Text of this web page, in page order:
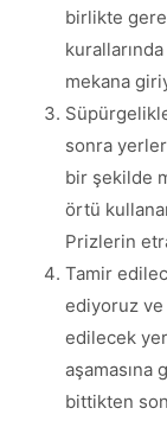
birlikte
mekana
sonra
bir şekilde
örtü
Prizlerin
Tamir
ediyoruz ve
edilecek
aşamasına
bittikten